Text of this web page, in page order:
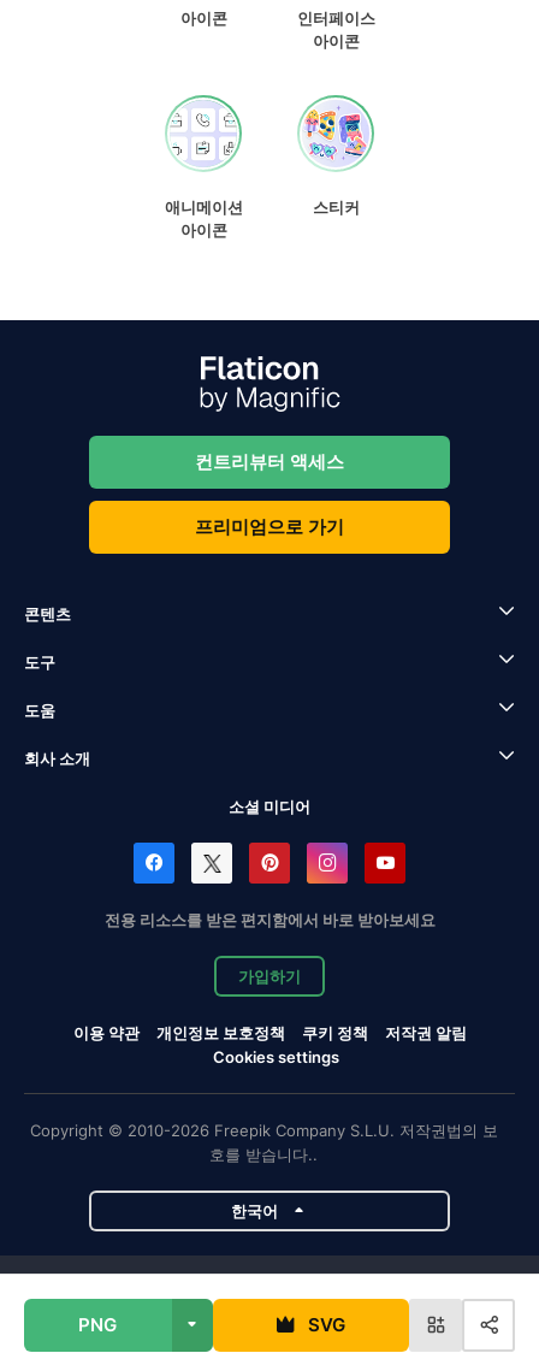
PNG SVG
아이콘
인터페이스
아이콘
애니메이션
아이콘
스티커
컨트리뷰터 액세스
프리미엄으로 가기
콘텐츠
도구
도움
회사 소개
소셜 미디어
전용 리소스를 받은 편지함에서 바로 받아보세요
가입하기
이용 약관 개인정보 보호정책 쿠키 정책
저작권 알림
Cookies settings
Copyright © 2010-2026 Freepik Company S.L.U. 저작권법의 보
호를 받습니다..
한국어